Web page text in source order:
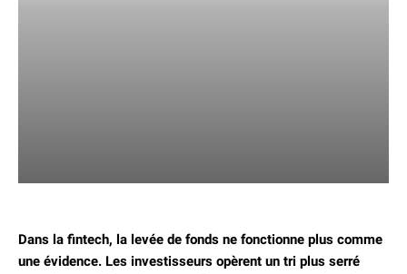
Dans la fintech, la levée de fonds ne fonctionne plus comme
une évidence. Les investisseurs opèrent un tri plus serré